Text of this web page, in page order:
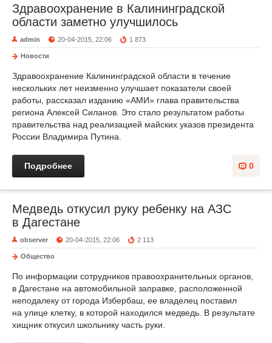
Здравоохранение в Калининградской
области заметно улучшилось
admin 20-04-2015, 22:06 1 873
Новости
Здравоохранение Калининградской области в течение
нескольких лет неизменно улучшает показатели своей
работы, рассказал изданию «АМИ» глава правительства
региона Алексей Силанов. Это стало результатом работы
правительства над реализацией майских указов президента
России Владимира Путина.
0
Подробнее
Медведь откусил руку ребенку на АЗС
в Дагестане
observer 20-04-2015, 22:06 2 113
Общество
По информации сотрудников правоохранительных органов,
в Дагестане на автомобильной заправке, расположенной
неподалеку от города Избербаш, ее владелец поставил
на улице клетку, в которой находился медведь. В результате
хищник откусил школьнику часть руки.